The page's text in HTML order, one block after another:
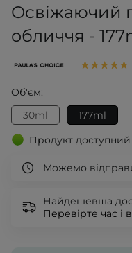
Освіжаючий
обличчя -
Об'єм:
30ml
177ml
Продукт доступний
Можемо
Найдешевша
Перевірте час і